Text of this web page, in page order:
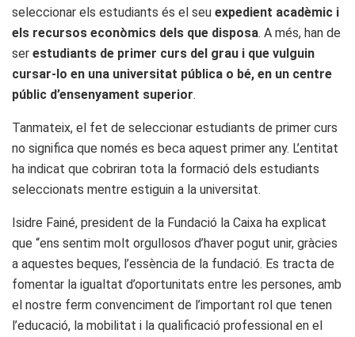
seleccionar els estudiants és el seu expedient acadèmic i
els recursos econòmics dels que disposa. A més, han de
ser estudiants de primer curs del grau i que vulguin
cursar-lo en una universitat pública o bé, en un centre
públic d’ensenyament superior.
Tanmateix, el fet de seleccionar estudiants de primer curs
no significa que només es beca aquest primer any. L’entitat
ha indicat que cobriran tota la formació dels estudiants
seleccionats mentre estiguin a la universitat.
Isidre Fainé, president de la Fundació la Caixa ha explicat
que “ens sentim molt orgullosos d’haver pogut unir, gràcies
a aquestes beques, l’essència de la fundació. Es tracta de
fomentar la igualtat d’oportunitats entre les persones, amb
el nostre ferm convenciment de l’important rol que tenen
l’educació, la mobilitat i la qualificació professional en el